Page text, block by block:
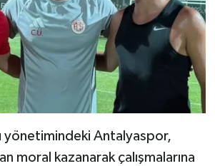
yönetimindeki Antalyaspor,
moral kazanarak çalışmalarına